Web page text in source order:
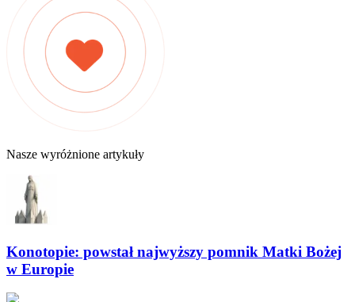
Nasze wyróżnione artykuły
Konotopie: powstał najwyższy pomnik Matki Bożej
w Europie